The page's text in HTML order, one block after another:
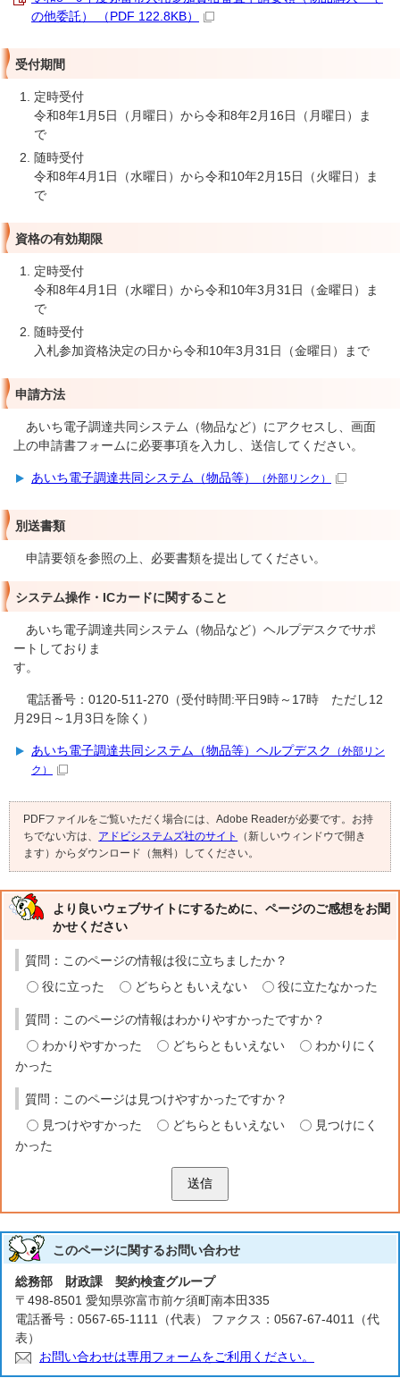
の他委託） （PDF 122.8KB）
受付期間
定時受付
令和8年1月5日（月曜日）から令和8年2月16日（月曜日）ま
随時受付
令和8年4月1日（水曜日）から令和10年2月15日（火曜日）ま
で
資格の有効期限
定時受付
令和8年4月1日（水曜日）から令和10年3月31日（金曜日）ま
随時受付
入札参加資格決定の日から令和10年3月31日（金曜日）まで
申請方法
あいち電子調達共同システム（物品など）にアクセスし、画面
上の申請書フォームに必要事項を入力し、送信してください。
あいち電子調達共同システム（物品等） （外部リンク）
別送書類
申請要領を参照の上、必要書類を提出してください。
システム操作・ICカードに関すること
あいち電子調達共同システム（物品など）ヘルプデスクでサポ
ートしておりま
す
電話番号：0120-511-270（受付時間:平日9時～17時 ただし12
月29日～1月3日を除く）
あいち電子調達共同システム（物品等）ヘルプデスク
（外部リン
ク）
PDFファイルをご覧いただく場合には、Adobe Readerが必要です。お持
ちでない方は、 アドビシステムズ社のサイト
（新しいウィンドウで開き
ます）からダウンロード（無料）してください。
より良いウェブサイトにするために、ページのご感想をお聞
かせください
質問：このページの情報は役に立ちましたか？
役に立った
どちらともいえない 役に立たなかった
質問：このページの情報はわかりやすかったですか？
わかりやすかった
どちらともいえない
わかりにく
かった
質問：このページは見つけやすかったですか？
見つけやすかった
どちらともいえない
見つけにく
かった
送信
このページに関するお問い合わせ
総務部 財政課 契約検査グループ
〒498-8501 愛知県弥富市前ケ須町南本田335
電話番号：0567-65-1111（代表） ファクス：0567-67-4011（代
表）
お問い合わせは専用フォームをご利用ください。